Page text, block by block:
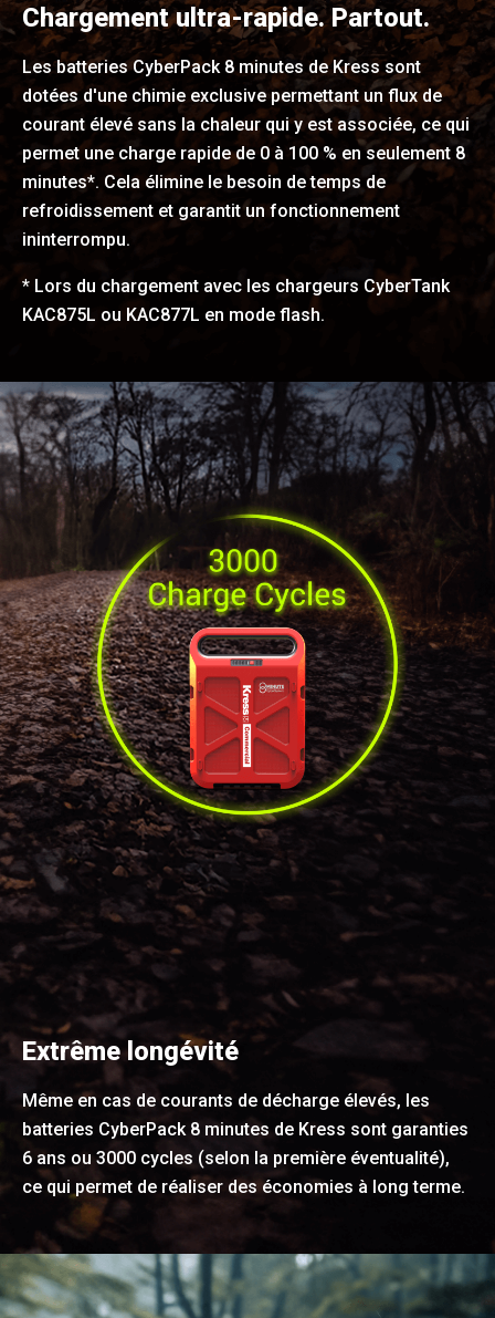
Chargement ultra-rapide. Partout.
Les batteries CyberPack 8 minutes de Kress sont
dotées d'une chimie exclusive permettant un flux de
courant élevé sans la chaleur qui y est associée, ce qui
permet une charge rapide de 0 à 100 % en seulement 8
minutes*. Cela élimine le besoin de temps de
refroidissement et garantit un fonctionnement
ininterrompu.
* Lors du chargement avec les chargeurs CyberTank
KAC875L ou KAC877L en mode flash.
Extrême longévité
Même en cas de courants de décharge élevés, les
batteries CyberPack 8 minutes de Kress sont garanties
6 ans ou 3000 cycles (selon la première éventualité),
ce qui permet de réaliser des économies à long terme.